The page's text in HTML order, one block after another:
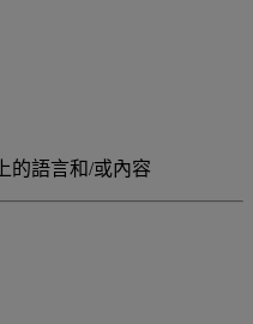
的語言和/或內容